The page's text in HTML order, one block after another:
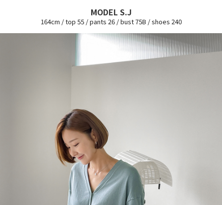
MODEL S.J
164cm / top 55 / pants 26 / bust 75B / shoes 240